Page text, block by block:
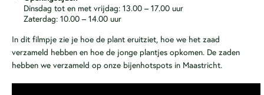
Dinsdag tot en met vrijdag: 13.00 – 17.00 uur
Zaterdag: 10.00 – 14.00 uur
In dit filmpje zie je hoe de plant eruitziet, hoe we het zaad
verzameld hebben en hoe de jonge plantjes opkomen. De zaden
hebben we verzameld op onze bijenhotspots in Maastricht.